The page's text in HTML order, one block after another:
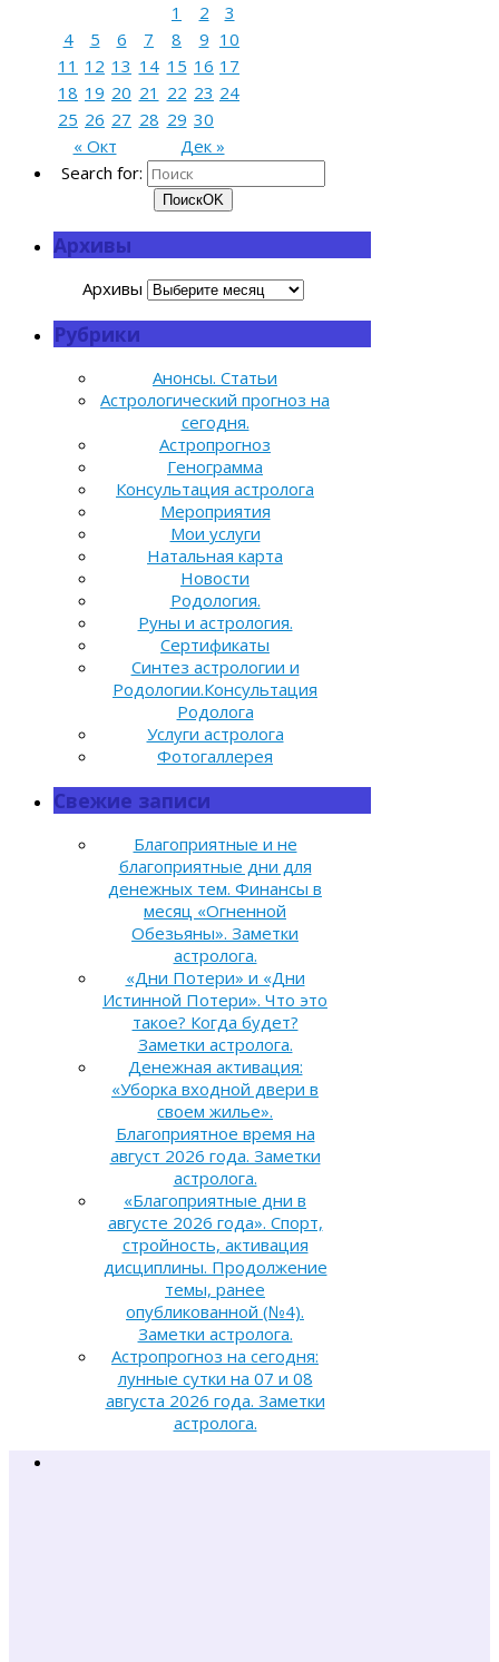
« Окт Дек »
1 2
3
4
5 6 7 8 9 10
11 12 13 14 15 16 17
18 19 20 21 22 23 24
25 26 27 28 29 30
Search for:
ПоискOK
Архивы
Архивы
Рубрики
Анонсы. Статьи
Астрологический прогноз на
сегодня.
Астропрогноз
Генограмма
Консультация астролога
Мероприятия
Мои услуги
Натальная карта
Новости
Родология.
Руны и астрология.
Сертификаты
Синтез астрологии и
Родологии.Консультация
Родолога
Услуги астролога
Фотогаллерея
Свежие записи
Благоприятные и не
благоприятные дни для
денежных тем. Финансы в
месяц «Огненной
Обезьяны». Заметки
астролога.
«Дни Потери» и «Дни
Истинной Потери». Что это
такое? Когда будет?
Заметки астролога.
Денежная активация:
«Уборка входной двери в
своем жилье».
Благоприятное время на
август 2026 года. Заметки
астролога.
«Благоприятные дни в
августе 2026 года». Спорт,
стройность, активация
дисциплины. Продолжение
темы, ранее
опубликованной (№4).
Заметки астролога.
Астропрогноз на сегодня:
лунные сутки на 07 и 08
августа 2026 года. Заметки
астролога.